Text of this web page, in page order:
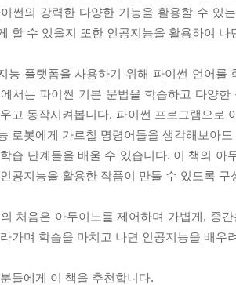
썬의 강력한 다양한 기능을 활용할 수 있
할 수 있을지 또한 인공지능을 활용하여
능 플랫폼을 사용하기 위해 파이썬 언어를
서는 파이썬 기본 문법을 학습하고 다양
고 동작시켜봅니다. 파이썬 프로그램으로
로봇에게 가르칠 명령어들을 생각해보아
습 단계들을 배울 수 있습니다. 이 책의 아
공지능을 활용한 작품이 만들 수 있도록 구
처음은 아두이노를 제어하며 가볍게, 중
가며 학습을 마치고 나면 인공지능을 배우
들에게 이 책을 추천합니다.